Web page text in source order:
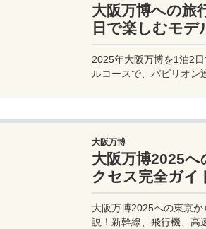
大阪万博への旅
日で楽しむモデ
2025年大阪万博を1泊2
ルコースで、パビリオン
大阪万博
大阪万博2025
クセス完全ガイ
大阪万博2025への東京
説！新幹線、飛行機、高